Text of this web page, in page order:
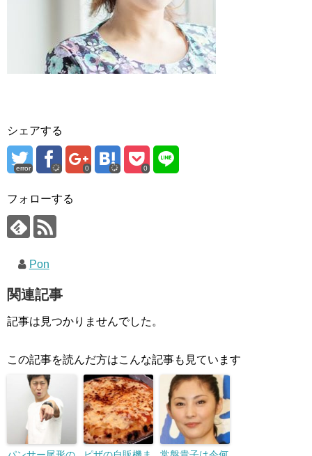
シェアする
error 0 0
フォローする
Pon
関連記事
記事は見つかりませんでした。
この記事を読んだ方はこんな記事も見ています